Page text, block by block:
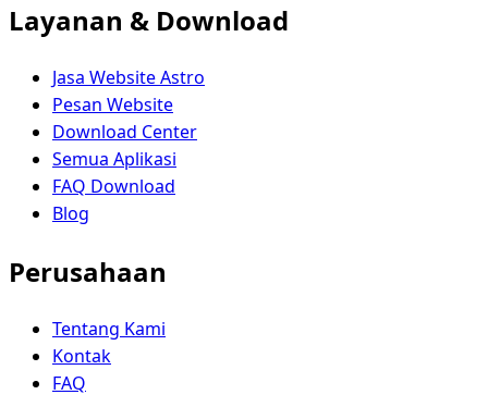
Layanan & Download
Jasa Website Astro
Pesan Website
Download Center
Semua Aplikasi
FAQ Download
Blog
Perusahaan
Tentang Kami
Kontak
FAQ